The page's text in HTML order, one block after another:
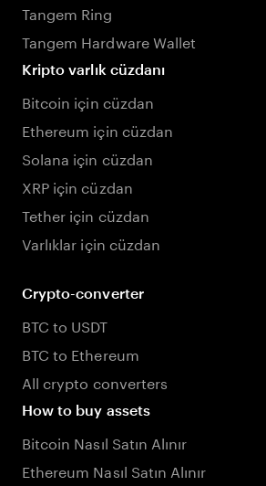
Tangem Ring
Tangem Hardware Wallet
Kripto varlık cüzdanı
Bitcoin için cüzdan
Ethereum için cüzdan
Solana için cüzdan
XRP için cüzdan
Tether için cüzdan
Varlıklar için cüzdan
Crypto-converter
BTC to USDT
BTC to Ethereum
All crypto converters
How to buy assets
Bitcoin Nasıl Satın Alınır
Ethereum Nasıl Satın Alınır